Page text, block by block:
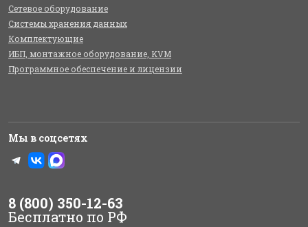
Сетевое оборудование
Системы хранения данных
Комплектующие
ИБП, монтажное оборудование, KVM
Программное обеспечение и лицензии
Мы в соцсетях
8 (800) 350-12-63
Бесплатно по РФ